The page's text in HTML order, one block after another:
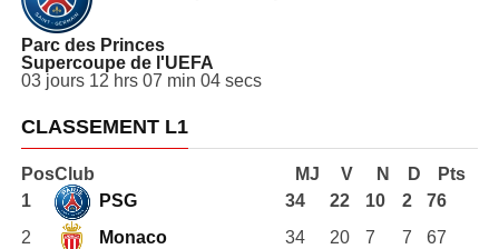
Parc des Princes
Supercoupe de l'UEFA
03 jours 12 hrs 07 min 04 secs
CLASSEMENT L1
PosClub MJ V N D
Pts
1
PSG 34 22 10 2
76
2
Monaco 34 20 7 7
67